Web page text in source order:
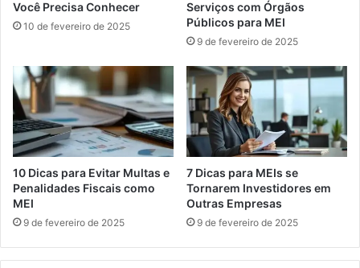
Você Precisa Conhecer
10 de fevereiro de 2025
Serviços com Órgãos
Públicos para MEI
9 de fevereiro de 2025
10 Dicas para Evitar Multas e
Penalidades Fiscais como
MEI
9 de fevereiro de 2025
7 Dicas para MEIs se
Tornarem Investidores em
Outras Empresas
9 de fevereiro de 2025